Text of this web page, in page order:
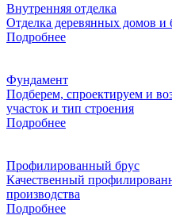
Внутренняя отделка
Отделка деревянных домов и
Подробнее
Фундамент
Подберем, спроектируем и
участок и тип строения
Подробнее
Профилированный брус
Качественный
производства
Подробнее